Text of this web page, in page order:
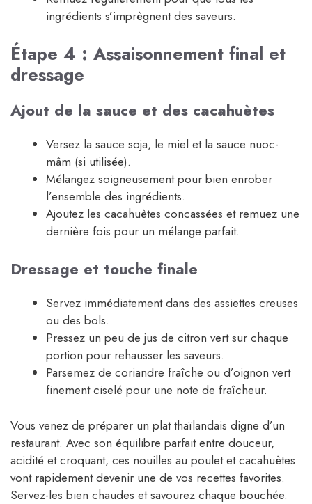
ingrédients s’imprègnent des saveurs.
Étape 4 : Assaisonnement final et
dressage
Ajout de la sauce et des cacahuètes
Versez la sauce soja, le miel et la sauce nuoc-
mâm (si utilisée).
Mélangez soigneusement pour bien enrober
l’ensemble des ingrédients.
Ajoutez les cacahuètes concassées et remuez une
dernière fois pour un mélange parfait.
Dressage et touche finale
Servez immédiatement dans des assiettes creuses
ou des bols.
Pressez un peu de jus de citron vert sur chaque
portion pour rehausser les saveurs.
Parsemez de coriandre fraîche ou d’oignon vert
finement ciselé pour une note de fraîcheur.
Vous venez de préparer un plat thaïlandais digne d’un
restaurant. Avec son équilibre parfait entre douceur,
acidité et croquant, ces nouilles au poulet et cacahuètes
vont rapidement devenir une de vos recettes favorites.
Servez-les bien chaudes et savourez chaque bouchée.